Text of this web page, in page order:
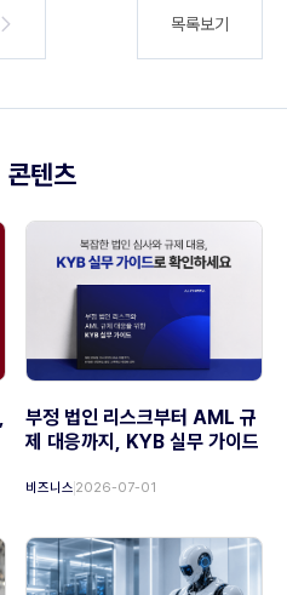
목록보기
콘텐츠
부정 법인 리스크부터 AML 규
제 대응까지, KYB 실무 가이드
비즈니스 2026-07-01